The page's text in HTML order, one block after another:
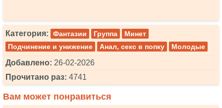
Категория: Фантазии Группа
Минет
Подчинение и унижение
Анал, секс в попку Молодые
Добавлено: 26-02-2026
Прочитано раз: 4741
Вам может понравиться